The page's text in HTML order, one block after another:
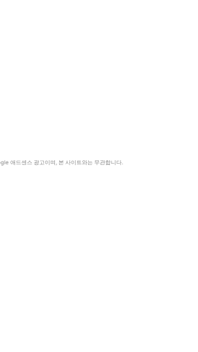
애드센스 광고이며, 본 사이트와는 무관합니다.